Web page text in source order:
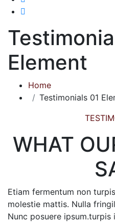
Element
Home
Testimonials 01
WHAT
Etiam fermentum non
molestie mattis. Nulla
Nunc posuere